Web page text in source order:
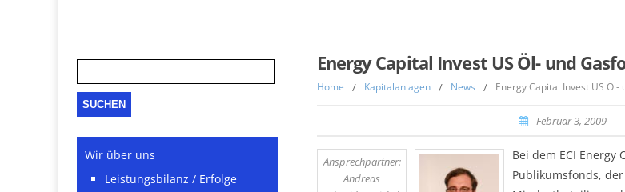
Energy Capital Invest US Öl- und
Home / Kapitalanlagen / News / Energy Capital Invest US Öl-
Ansprechpartner:
Andreas
Februar 3, 2009
Bei dem ECI Energy
Publikumsfonds,
nach:
Wir über uns
Leistungsbilanz / Erfolge